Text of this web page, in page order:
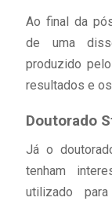
Ao final da
de uma
produzido
resultados e
Doutorado
Já o
tenham
utilizado